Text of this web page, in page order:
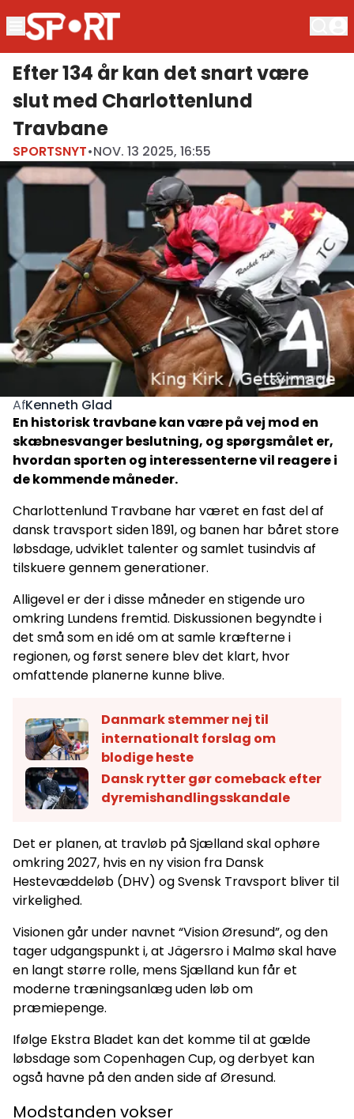
Efter 134 år kan det snart være
slut med Charlottenlund
Travbane
SPORTSNYT•NOV. 13 2025, 16:55
AfKenneth Glad
En historisk travbane kan være på vej mod en
skæbnesvanger beslutning, og spørgsmålet er,
hvordan sporten og interessenterne vil reagere i
de kommende måneder.
Charlottenlund Travbane har været en fast del af
dansk travsport siden 1891, og banen har båret store
løbsdage, udviklet talenter og samlet tusindvis af
tilskuere gennem generationer.
Alligevel er der i disse måneder en stigende uro
omkring Lundens fremtid. Diskussionen begyndte i
det små som en idé om at samle kræfterne i
regionen, og først senere blev det klart, hvor
omfattende planerne kunne blive.
Danmark stemmer nej til
internationalt forslag om
blodige heste
Dansk rytter gør comeback efter
dyremishandlingsskandale
Det er planen, at travløb på Sjælland skal ophøre
omkring 2027, hvis en ny vision fra Dansk
Hestevæddeløb (DHV) og Svensk Travsport bliver til
virkelighed.
Visionen går under navnet “Vision Øresund”, og den
tager udgangspunkt i, at Jägersro i Malmø skal have
en langt større rolle, mens Sjælland kun får et
moderne træningsanlæg uden løb om
præmiepenge.
Ifølge Ekstra Bladet kan det komme til at gælde
løbsdage som Copenhagen Cup, og derbyet kan
også havne på den anden side af Øresund.
Modstanden vokser